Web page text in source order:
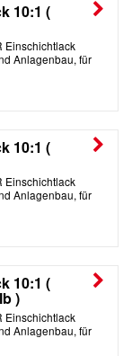
10:1 (
Einschichtlack
Anlagenbau, für
10:1 (
Einschichtlack
Anlagenbau, für
10:1 (
)
Einschichtlack
Anlagenbau, für